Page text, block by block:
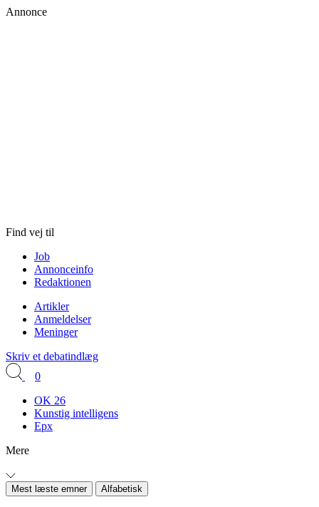
Annonce
Find vej til
Job
Annonceinfo
Redaktionen
Artikler
Anmeldelser
Meninger
Skriv et debatindlæg
0
OK 26
Kunstig intelligens
Epx
Mere
Mest læste emner Alfabetisk